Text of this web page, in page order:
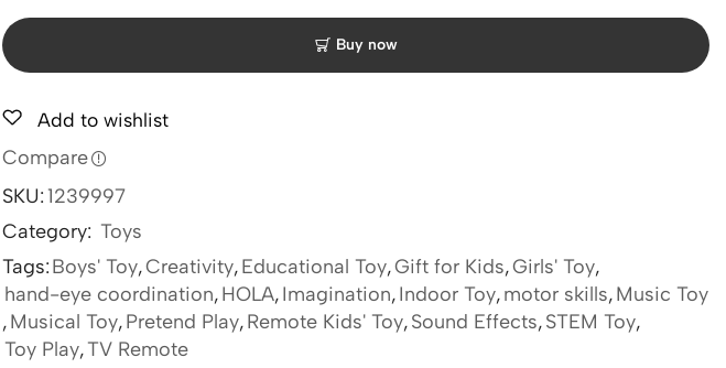
Buy now
Add to wishlist
Compare
SKU: 1239997
Category: Toys
Tags:Boys' Toy,Creativity,Educational Toy,Gift for Kids,Girls' Toy,
hand-eye coordination,HOLA,Imagination,Indoor Toy,motor skills,Music Toy
,Musical Toy,Pretend Play,Remote Kids' Toy,Sound Effects,STEM Toy,
Toy Play,TV Remote